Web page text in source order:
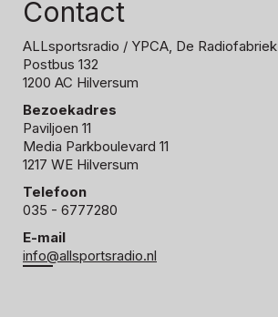
Contact
ALLsportsradio / YPCA, De Radiofabriek
Postbus 132
1200 AC Hilversum
Bezoekadres
Paviljoen 11
Media Parkboulevard 11
1217 WE Hilversum
Telefoon
035 - 6777280
E-mail
info@allsportsradio.nl